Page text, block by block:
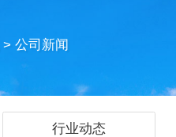
>公司新闻
行业动态